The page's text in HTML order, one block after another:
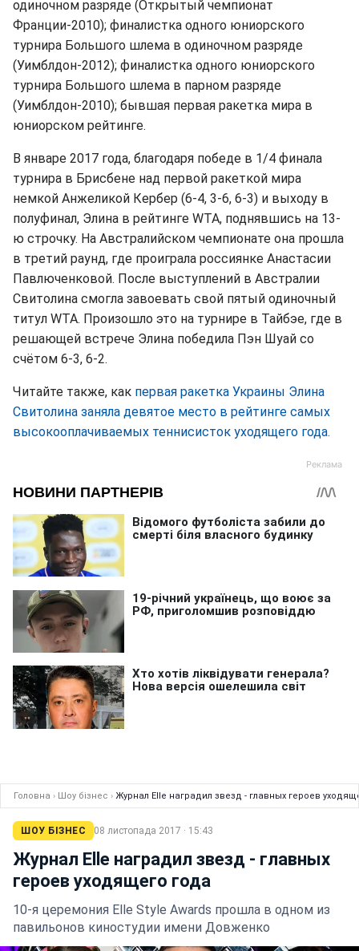
одиночном разряде (Открытый чемпионат
Франции-2010); финалистка одного юниорского
турнира Большого шлема в одиночном разряде
(Уимблдон-2012); финалистка одного юниорского
турнира Большого шлема в парном разряде
(Уимблдон-2010); бывшая первая ракетка мира в
юниорском рейтинге.
В январе 2017 года, благодаря победе в 1/4 финала
турнира в Брисбене над первой ракеткой мира
немкой Анжеликой Кербер (6-4, 3-6, 6-3) и выходу в
полуфинал, Элина в рейтинге WTA, поднявшись на 13-
ю строчку. На Австралийском чемпионате она прошла
в третий раунд, где проиграла россиянке Анастасии
Павлюченковой. После выступлений в Австралии
Свитолина смогла завоевать свой пятый одиночный
титул WTA. Произошло это на турнире в Тайбэе, где в
решающей встрече Элина победила Пэн Шуай со
счётом 6-3, 6-2.
Читайте также, как первая ракетка Украины Элина
Свитолина заняла девятое место в рейтинге самых
высокооплачиваемых теннисисток уходящего года.
Головна › Шоу бізнес › Журнал Elle наградил звезд - главных героев
ШОУ БІЗНЕС 08 листопада 2017 · 15:43
Журнал Elle наградил звезд - главных
героев уходящего года
10-я церемония Elle Style Awards прошла в одном из
павильонов киностудии имени Довженко